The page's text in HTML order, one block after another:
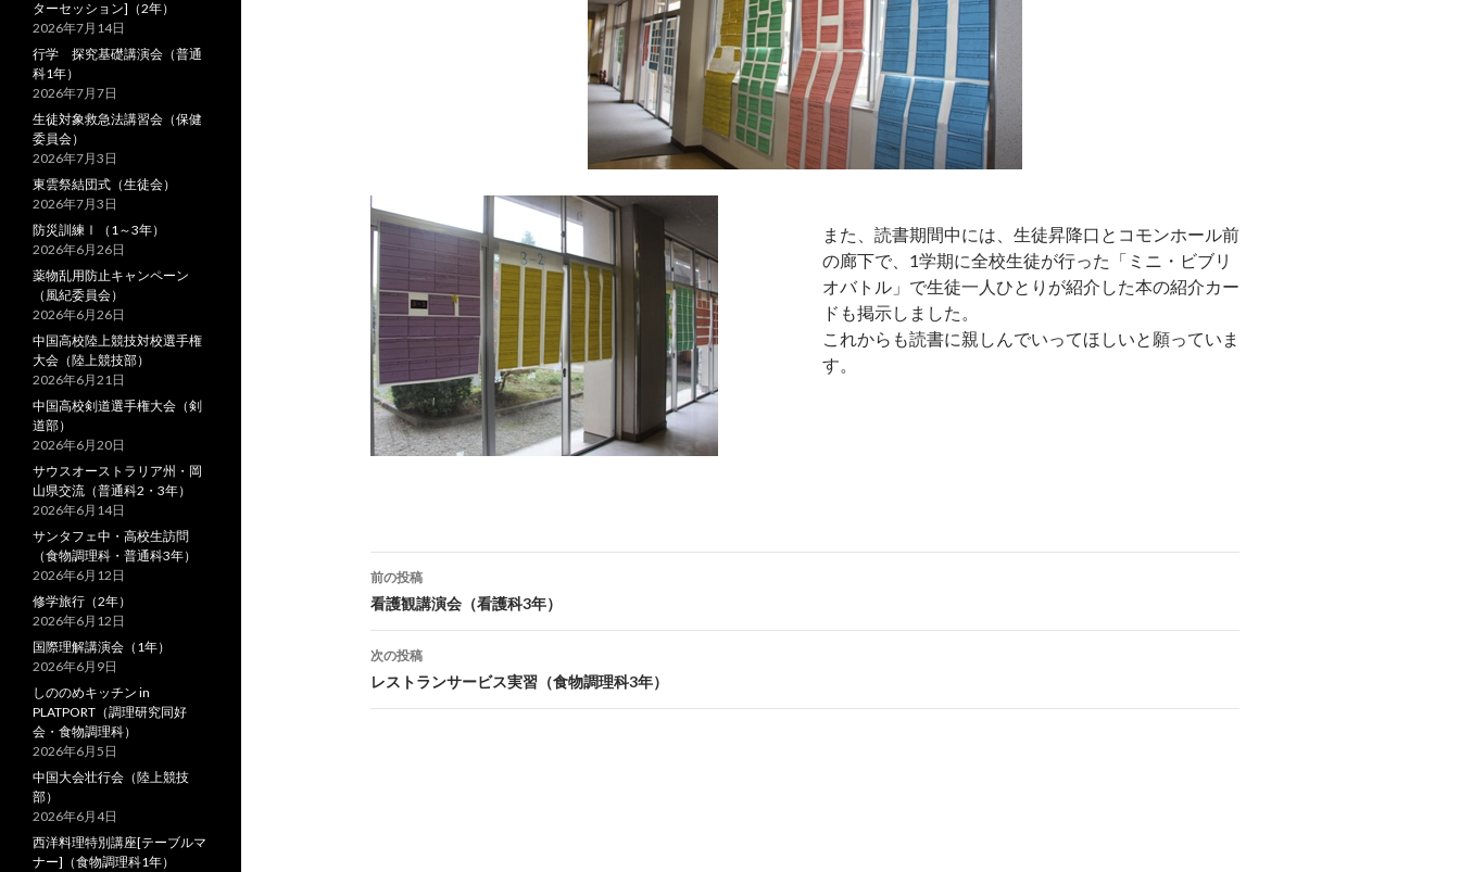
また、読書期間中には、生徒昇降口とコモンホール前
の廊下で、1学期に全校生徒が行った「ミニ・ビブリ
オバトル」で生徒一人ひとりが紹介した本の紹介カー
ドも掲示しました。
これからも読書に親しんでいってほしいと願っていま
す。
投
稿
ナ
前の投稿
看護観講演会（看護科3年）
次の投稿
レストランサービス実習（食物調理科3年）
ターセッション]（2年）
2026年7月14日
行学 探究基礎講演会（普通
科1年）
2026年7月7日
生徒対象救急法講習会（保健
委員会）
2026年7月3日
東雲祭結団式（生徒会）
2026年7月3日
防災訓練Ⅰ（1～3年）
2026年6月26日
薬物乱用防止キャンペーン
（風紀委員会）
2026年6月26日
中国高校陸上競技対校選手権
大会（陸上競技部）
2026年6月21日
中国高校剣道選手権大会（剣
道部）
2026年6月20日
サウスオーストラリア州・岡
山県交流（普通科2・3年）
2026年6月14日
サンタフェ中・高校生訪問
（食物調理科・普通科3年）
2026年6月12日
修学旅行（2年）
2026年6月12日
国際理解講演会（1年）
2026年6月9日
しののめキッチン in
PLATPORT（調理研究同好
会・食物調理科）
2026年6月5日
中国大会壮行会（陸上競技
部）
2026年6月4日
西洋料理特別講座[テーブルマ
ナー]（食物調理科1年）